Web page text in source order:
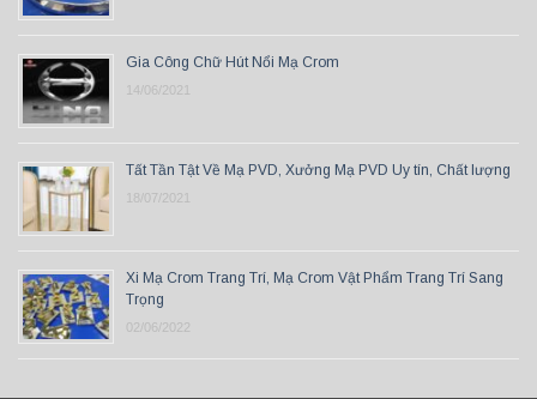
Gia Công Chữ Hút Nổi Mạ Crom
14/06/2021
Tất Tần Tật Về Mạ PVD, Xưởng Mạ PVD Uy tín, Chất lượng
18/07/2021
Xi Mạ Crom Trang Trí, Mạ Crom Vật Phẩm Trang Trí Sang
Trọng
02/06/2022